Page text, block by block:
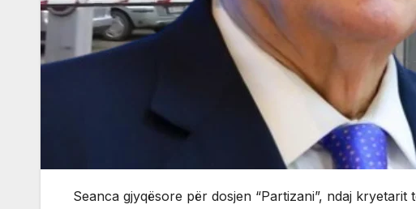
Seanca gjyqësore për dosjen “Partizani”, ndaj